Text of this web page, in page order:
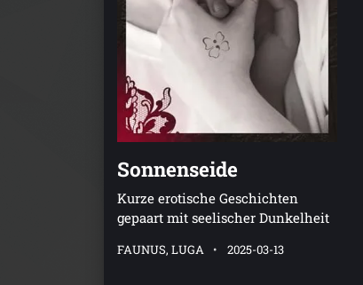
Sonnenseide
Kurze erotische Geschichten
gepaart mit seelischer Dunkelheit
FAUNUS, LUGA 2025-03-13